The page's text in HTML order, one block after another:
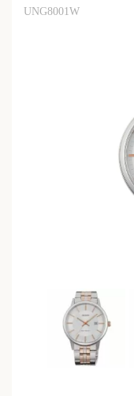
UNG8001W